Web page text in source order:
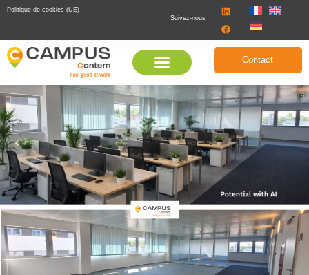
Politique de cookies (UE)
Suivez-nous
:
Contact